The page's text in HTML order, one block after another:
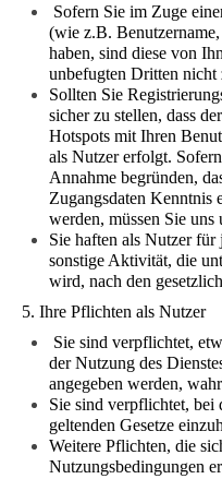
Sofern Sie im Zuge
(wie z.B.
haben, sind diese von
unbefugten Dritten nicht
Sollten Sie
sicher zu stellen, dass
Hotspots mit Ihren
als Nutzer erfolgt.
Annahme begründen,
Zugangsdaten Kenntnis
werden, müssen Sie
Sie haften als Nutzer
sonstige Aktivität, die
wird, nach den
5. Ihre Pflichten als Nutzer
Sie sind verpflichtet,
der Nutzung des
angegeben werden,
Sie sind verpflichtet, bei
geltenden Gesetze
Weitere Pflichten, die
Nutzungsbedingungen